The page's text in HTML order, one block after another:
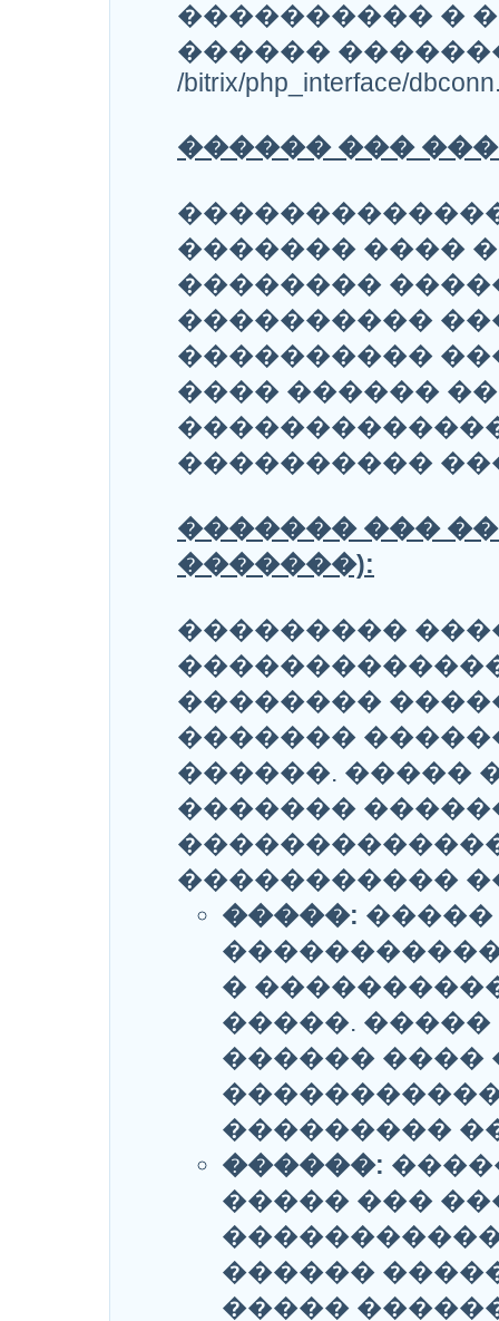
���������� �
������
/bitrix/php_interface/
������ ���
������� ����
��������
����������
����������
���� ������
����������
������� ���
�������):
���������
��������
�������
������. �����
�������
�����������
�����: �����
�
�����.
������ ����
���������
������:
����� ���
������
�����